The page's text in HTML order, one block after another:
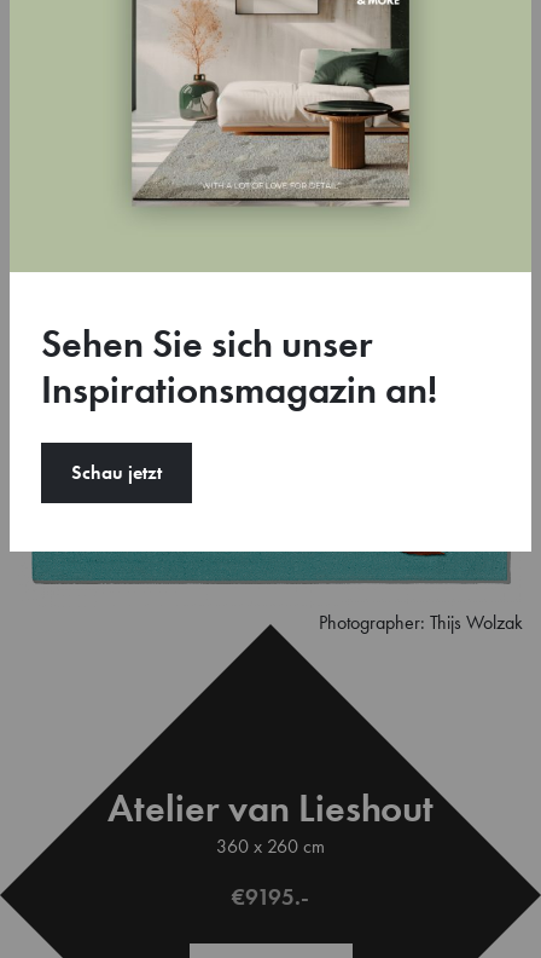
in New York, das Stedelijk Museum in Amsterdam, die Prada
Stiftung in Mailand und das Museum für Gegenwartskunst in
Toggle 3D-view
Photographer: Thijs Wolzak
Atelier van Lieshout
360 x 260 cm
€9195.-
Sehen Sie sich unser
Inspirationsmagazin an!
Schau jetzt